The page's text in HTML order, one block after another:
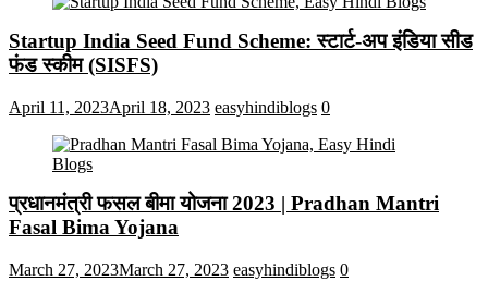
Startup India Seed Fund Scheme: स्टार्ट-अप इंडिया सीड
फंड स्कीम (SISFS)
April 11, 2023April 18, 2023 easyhindiblogs 0
प्रधानमंत्री फसल बीमा योजना 2023 | Pradhan Mantri
Fasal Bima Yojana
March 27, 2023March 27, 2023 easyhindiblogs 0